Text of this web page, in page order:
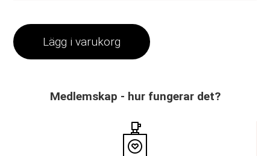
Lägg i varukorg
Medlemskap - hur fungerar det?